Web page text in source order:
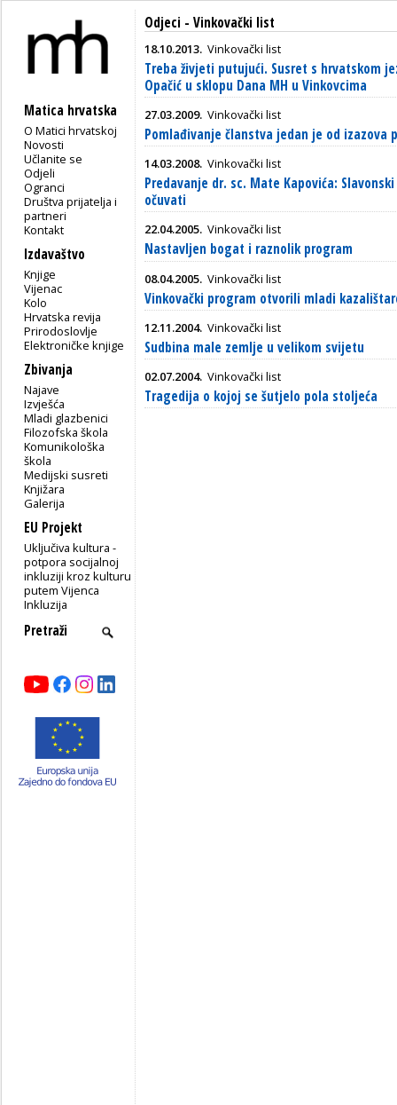
Matica hrvatska
O Matici hrvatskoj
Novosti
Učlanite se
Odjeli
Ogranci
Društva prijatelja i
partneri
Kontakt
Izdavaštvo
Knjige
Vijenac
Kolo
Hrvatska revija
Prirodoslovlje
Elektroničke knjige
Zbivanja
Najave
Izvješća
Mladi glazbenici
Filozofska škola
Komunikološka
škola
Medijski susreti
Knjižara
Galerija
EU Projekt
Uključiva kultura -
potpora socijalnoj
inkluziji kroz kulturu
putem Vijenca
Inkluzija
Odjeci - Vinkovački list
18.10.2013. Vinkovački list
Treba živjeti putujući. Susret s hrvatskom
Opačić u sklopu Dana MH u Vinkovcima
27.03.2009. Vinkovački list
Pomlađivanje članstva jedan je od izazova
14.03.2008. Vinkovački list
Predavanje dr. sc. Mate Kapovića:
očuvati
22.04.2005. Vinkovački list
Nastavljen bogat i raznolik program
08.04.2005. Vinkovački list
Vinkovački program otvorili mladi
12.11.2004. Vinkovački list
Sudbina male zemlje u velikom svijetu
02.07.2004. Vinkovački list
Tragedija o kojoj se šutjelo pola stoljeća